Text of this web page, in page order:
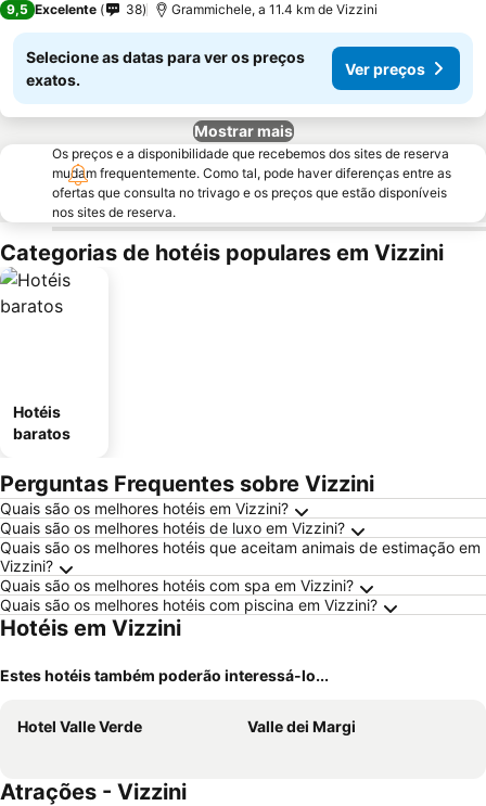
9,5 Excelente 38 Grammichele, a 11.4 km de Vizzini
Selecione as datas para ver os preços
exatos.
Ver preços
Mostrar mais
Os preços e a disponibilidade que recebemos dos sites de reserva
mudam frequentemente. Como tal, pode haver diferenças entre as
ofertas que consulta no trivago e os preços que estão disponíveis
nos sites de reserva.
Categorias de hotéis populares em Vizzini
Hotéis
baratos
Perguntas Frequentes sobre Vizzini
Quais são os melhores hotéis em Vizzini?
Quais são os melhores hotéis de luxo em Vizzini?
Quais são os melhores hotéis que aceitam animais de estimação em
Vizzini?
Quais são os melhores hotéis com spa em Vizzini?
Quais são os melhores hotéis com piscina em Vizzini?
Hotéis em Vizzini
Estes hotéis também poderão interessá-lo...
Hotel Valle Verde Valle dei Margi
Atrações - Vizzini